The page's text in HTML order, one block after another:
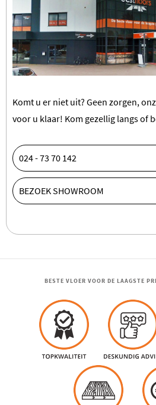
Komt u er niet uit? Geen zorgen,
voor u klaar! Kom gezellig langs of
024 - 73 70 142
BEZOEK SHOWROOM
BESTE VLOER VOOR DE LAAGSTE